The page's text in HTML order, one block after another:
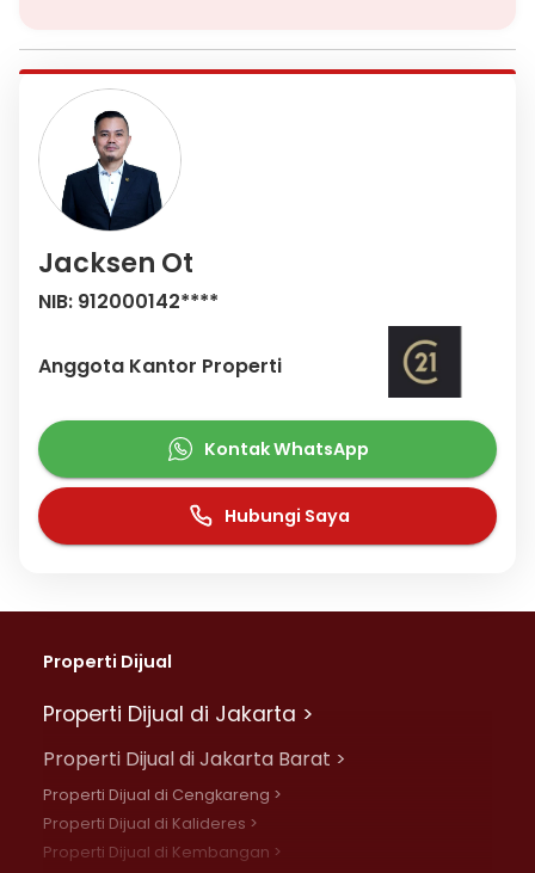
Jacksen Ot
NIB: 912000142****
Anggota Kantor Properti
Kontak WhatsApp
Hubungi Saya
Properti Dijual
Properti Dijual di Jakarta >
Properti Dijual di Jakarta Barat >
Properti Dijual di Cengkareng >
Properti Dijual di Kalideres >
Properti Dijual di Kembangan >